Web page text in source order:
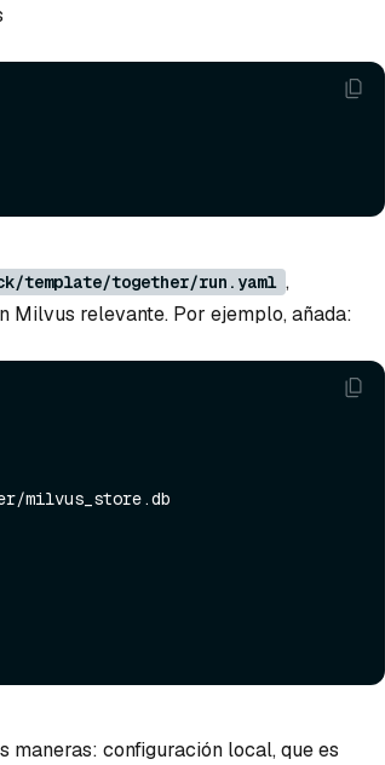
template/together/run.yaml ,
Milvus relevante. Por ejemplo, añada:
maneras: configuración local, que es